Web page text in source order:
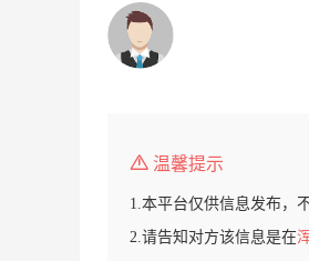
温馨提示
1.本平台仅供信息发布，
2.请告知对方该信息是在